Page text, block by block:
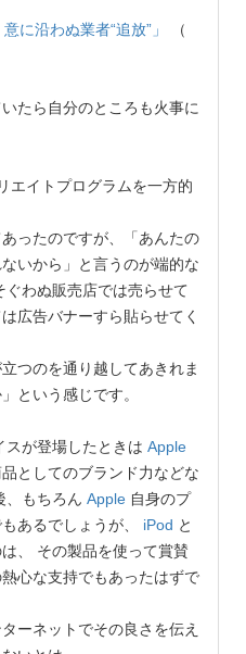
に沿わぬ業者“追放”」
（
たら自分のところも火事に
エイトプログラムを一方的
ったのですが、「あんたの
いから」と言うのが端的な
わぬ販売店では売らせて
広告バナーすら貼らせてく
つのを通り越してあきれま
という感じです。
スが登場したときは Apple
としてのブランド力などな
、もちろん Apple 自身のプ
あるでしょうが、 iPod と
、 その製品を使って賞賛
心な支持でもあったはずで
ーネットでその良さを伝え